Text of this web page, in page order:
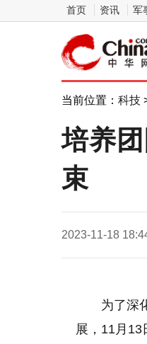
首页 资讯 军
当前位置： 科技
培养
束
2023-11-18
为了深
展，11月13